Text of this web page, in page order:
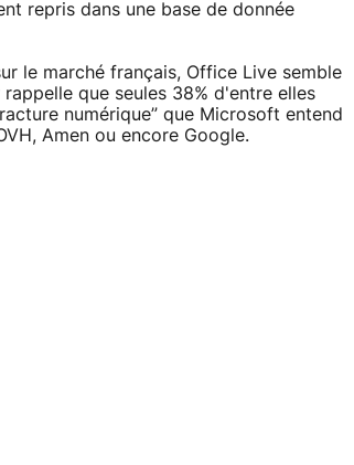
repris dans une base de donnée
le marché français, Office Live semble
que seules 38% d'entre elles
numérique” que Microsoft entend
Amen ou encore Google.